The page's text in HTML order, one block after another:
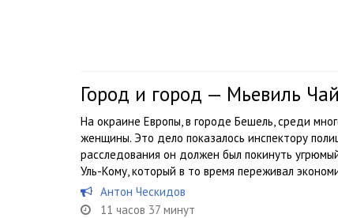
Город и город — Мьевиль
На окраине Европы, в городе Бешель, среди
женщины. Это дело показалось инспектору
расследования он должен был покинуть
Уль-Кому, который в то время переживал
Антон Ческидов
11 часов 37 минут